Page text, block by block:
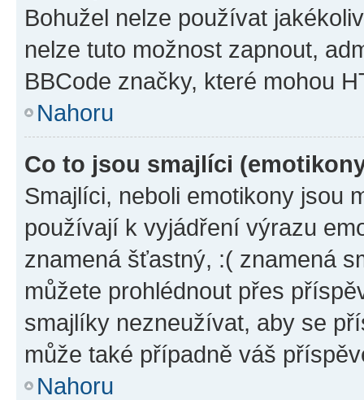
Bohužel nelze používat
nelze tuto možnost zapnout,
BBCode značky, které mohou
Nahoru
Co to jsou smajlíci
Smajlíci, neboli emotikony jsou
používají k vyjádření výrazu
znamená šťastný, :( znamená
můžete prohlédnout přes
smajlíky nezneužívat, aby se
může také případně váš
Nahoru